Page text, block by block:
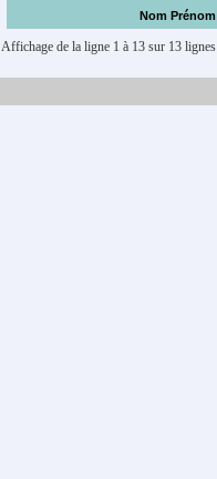
Nom Prénom
Affichage de la ligne 1 à 13 sur 13 lignes